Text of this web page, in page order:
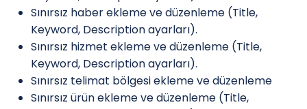
Sınırsız haber ekleme ve düzenleme (Title,
Keyword, Description ayarları).
Sınırsız hizmet ekleme ve düzenleme (Title,
Keyword, Description ayarları).
Sınırsız telimat bölgesi ekleme ve düzenleme
Sınırsız ürün ekleme ve düzenleme (Title,